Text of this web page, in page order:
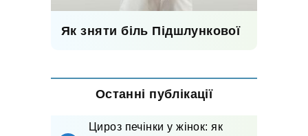
Як зняти біль Підшлункової
Останні публікації
Цироз печінки у жінок: як